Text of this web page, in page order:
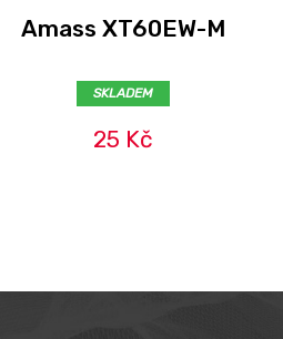
Amass XT60EW-M
SKLADEM
25 Kč